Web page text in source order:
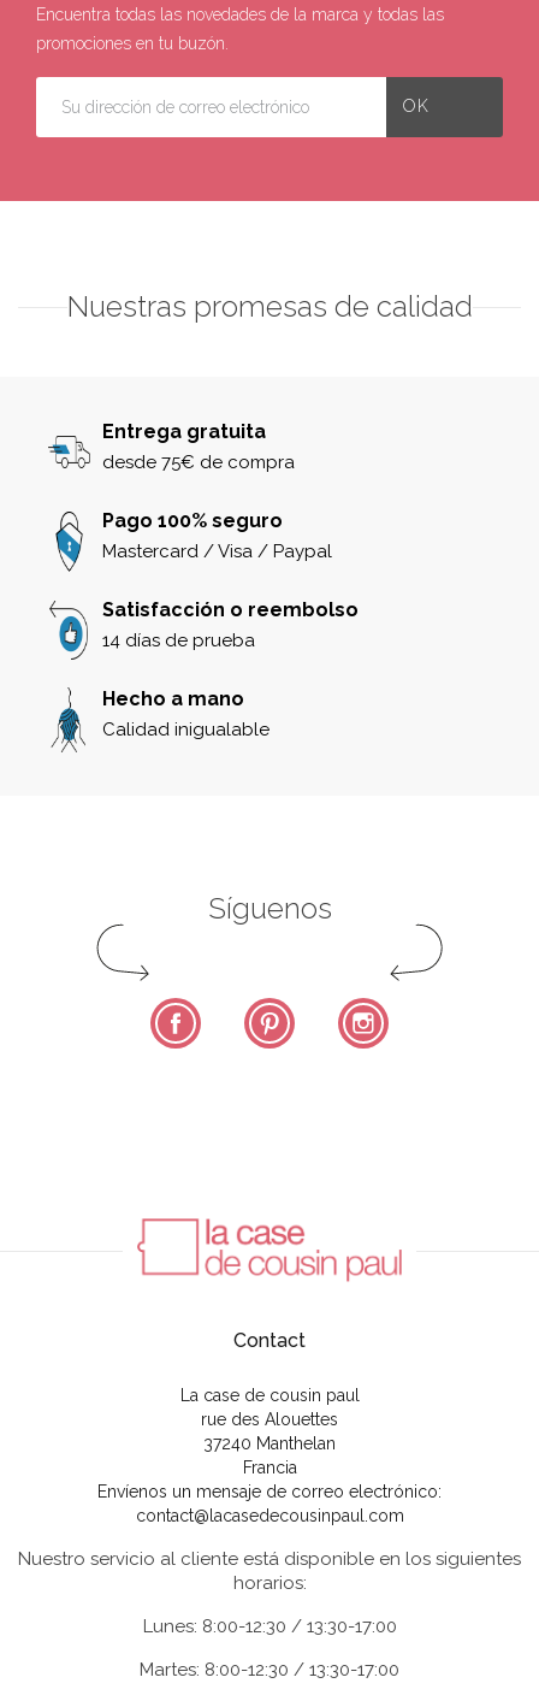
Encuentra todas las novedades de la marca y todas las
promociones en tu buzón.
Nuestras promesas de calidad
Entrega gratuita
desde 75€ de compra
Pago 100% seguro
Mastercard / Visa / Paypal
Satisfacción o reembolso
14 días de prueba
Hecho a mano
Calidad inigualable
Síguenos
Facebook Pinterest
Contact
La case de cousin paul
rue des Alouettes
37240 Manthelan
Francia
Envíenos un mensaje de correo electrónico:
contact@lacasedecousinpaul.com
Nuestro servicio al cliente está disponible en los siguientes
horarios:
Lunes: 8:00-12:30 / 13:30-17:00
Martes: 8:00-12:30 / 13:30-17:00